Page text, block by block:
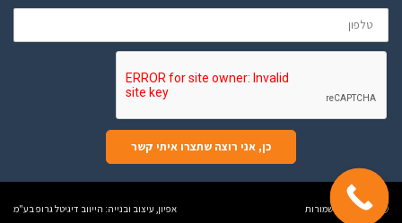
טלפון
כן, אני רוצה שתצרו איתי קשר
אפיון, עיצוב ובנייה: הייווב דיגיטל גרופ בע"מ Ⓒ כל הזכויות שמורות